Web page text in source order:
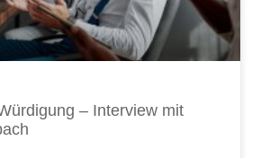
– Interview mit